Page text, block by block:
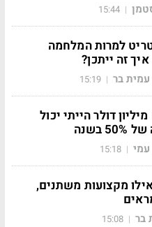
|
15:44
למרות המלחמה
זה ייתכן?
עמית בר |
15:19
דולר הייתי יכול
בשנה
עמי |
15:18
מקצועות משתנים,
בר |
15:08